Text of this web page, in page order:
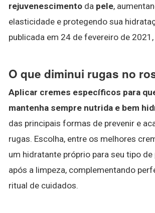
rejuvenescimento da pele,
elasticidade e protegendo sua
publicada em 24 de fevereiro de 2021,
O que diminui rugas no
Aplicar cremes específicos para
mantenha sempre nutrida e bem
das principais formas de prevenir e
rugas. Escolha, entre os melhores
um hidratante próprio para seu tipo de
após a limpeza, complementando
ritual de cuidados.